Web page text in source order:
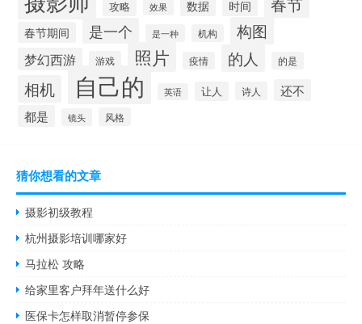
攻略 效果 数据 时间
春节期间 是一个 是一种 机构 构图
梦幻西游 游戏 照片 疫情 的人 的是
相机 自己的 英语 让人 诗人
还不
都是
镜头 风格
猜你想看的文章
摄影初级教程
杭州摄影培训哪家好
马拉松 攻略
给家里客户拜年送什么好
医保卡怎样取消暂停参保